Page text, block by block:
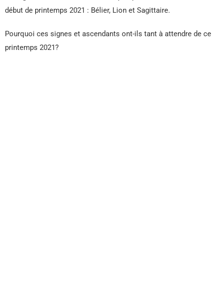
début de printemps 2021 : Bélier, Lion et Sagittaire.
Pourquoi ces signes et ascendants ont-ils tant à attendre de ce
printemps 2021?